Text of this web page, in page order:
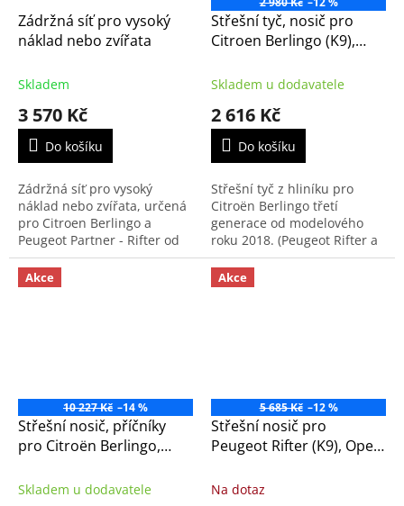
Zádržná síť pro vysoký
náklad nebo zvířata
Skladem
3 570 Kč
Do košíku
Zádržná síť pro vysoký
náklad nebo zvířata, určená
pro Citroen Berlingo a
Peugeot Partner - Rifter od
roku výroby 2008 a pro Opel
Combo Life od rv. 2018-. Síť
může být upevněna...
Střešní tyč, nosič pro
Citroen Berlingo (K9),
Combo (K9) (1620328780)
Skladem u dodavatele
2 616 Kč
Do košíku
Střešní tyč z hliníku pro
Citroën Berlingo třetí
generace od modelového
roku 2018. (Peugeot Rifter a
Opel Combo)
Akce
10 227 Kč –14 %
Střešní nosič, příčníky
pro Citroën Berlingo,
Doblo, Peugeot Rifter a
Skladem u dodavatele
Akce
5 685 Kč –12 %
Střešní nosič pro
Peugeot Rifter (K9), Opel
podélnými střešními
Na dotaz